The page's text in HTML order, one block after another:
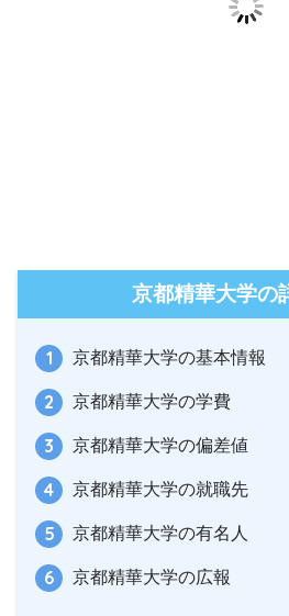
京都精華大学の
京都精華大学の基本情報
京都精華大学の学費
京都精華大学の偏差値
京都精華大学の就職先
京都精華大学の有名人
京都精華大学の広報